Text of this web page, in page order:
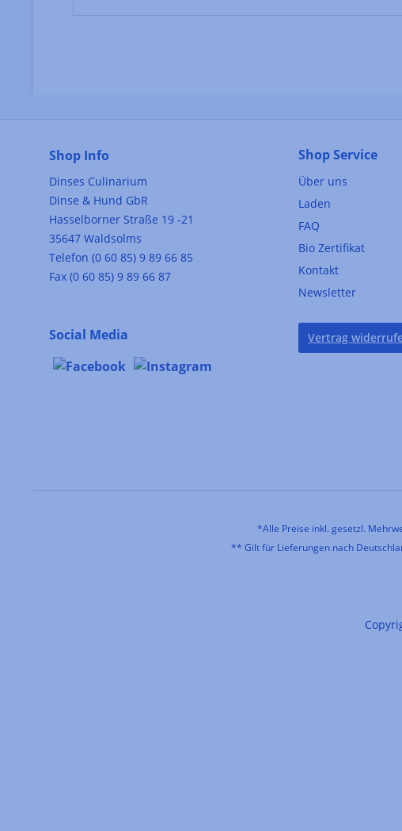
Shop Info
Dinses Culinarium
Dinse & Hund GbR
Hasselborner Straße 19 -21
35647 Waldsolms
Telefon (0 60 85) 9 89 66 85
Fax (0 60 85) 9 89 66 87
Social Media
Shop Service
Über uns
Laden
FAQ
Bio Zertifikat
Kontakt
Newsletter
Vertrag
*Alle Preise inkl. gesetzl.
** Gilt für Lieferungen nach